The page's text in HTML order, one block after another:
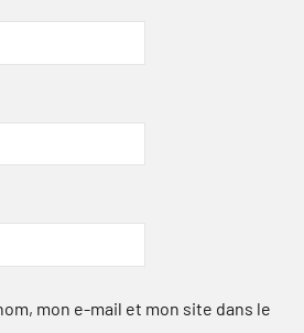
mon e-mail et mon site dans le